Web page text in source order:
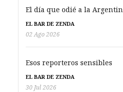
El día que odié a la
EL BAR DE ZENDA
02 Ago 2026
Esos reporteros sensibles
EL BAR DE ZENDA
30 Jul 2026